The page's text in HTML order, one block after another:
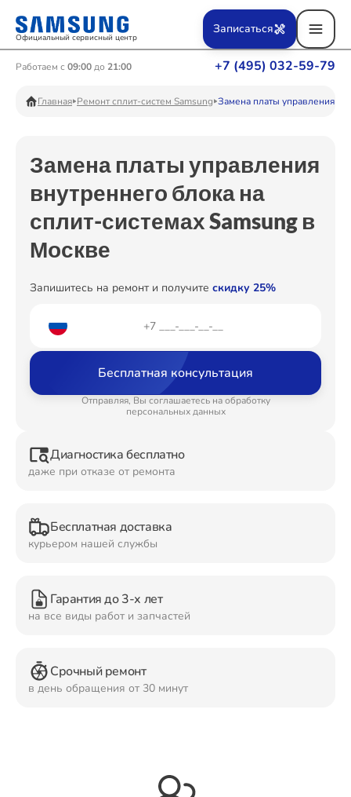
Официальный сервисный центр
+7 (495) 032-59-79
Работаем с 09:00до 21:00
Записаться
Главная Ремонт сплит-систем Samsung Замена платы управления
Замена платы управления
внутреннего блока на
сплит-системах Samsung в
Москве
Запишитесь на ремонт и получите скидку 25%
Бесплатная консультация
Отправляя, Вы соглашаетесь на обработку
персональных данных
Диагностика бесплатно
даже при отказе от ремонта
Бесплатная доставка
курьером нашей службы
Гарантия до 3-х лет
на все виды работ и запчастей
Срочный ремонт
в день обращения от 30 минут
Ремонт Вертикальных пылесосов
Ремонт Телевизоров
Ремонт Пылесосов
Ремонт Планшетов
Ремонт Видеокамер
Ремонт Мониторов
Ремонт Домашних кинотеатров
Ремонт Наушников